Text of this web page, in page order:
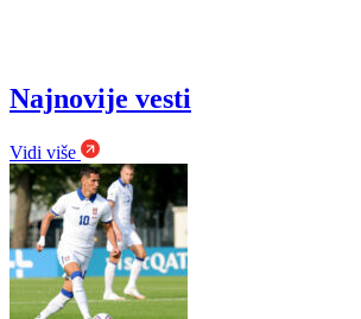
Najnovije vesti
Vidi više